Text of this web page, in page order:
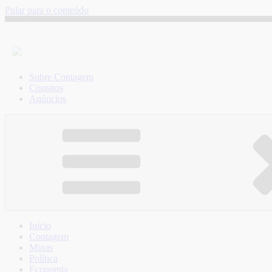
Pular para o conteúdo
Sobre Contagem
Contatos
Anúncios
Início
Contagem
Minas
Política
Economia